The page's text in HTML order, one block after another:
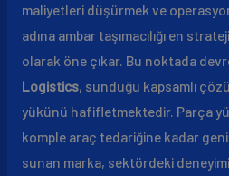
maliyetleri düşürmek ve
adına ambar taşımacılığı en
olarak öne çıkar. Bu noktada
Logistics, sunduğu kapsamlı
yükünü hafifletmektedir. Parça yük
komple araç tedariğine kadar
sunan marka, sektördeki